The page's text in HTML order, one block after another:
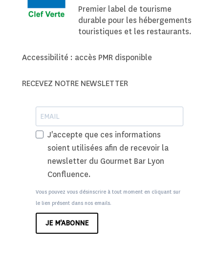
Premier label de tourisme
durable pour les hébergements
touristiques et les restaurants.
Accessibilité : accès PMR disponible
RECEVEZ NOTRE NEWSLETTER
J'accepte que ces informations
soient utilisées afin de recevoir la
newsletter du Gourmet Bar Lyon
Confluence.
Vous pouvez vous désinscrire à tout moment en cliquant sur
le lien présent dans nos emails.
JE M'ABONNE